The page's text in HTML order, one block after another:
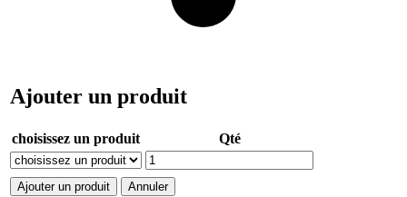
Ajouter un produit
choisissez un produit Qté
Ajouter un produit Annuler